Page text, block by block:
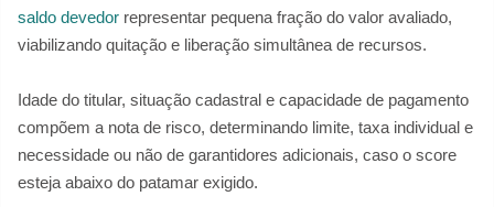
saldo devedor representar pequena fração do valor avaliado,
viabilizando quitação e liberação simultânea de recursos.
Idade do titular, situação cadastral e capacidade de pagamento
compõem a nota de risco, determinando limite, taxa individual e
necessidade ou não de garantidores adicionais, caso o score
esteja abaixo do patamar exigido.